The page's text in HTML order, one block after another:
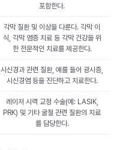
포함한다.
각막 질환 및 이상을 다룬다. 각막 이
식, 각막 염증 치료 등 각막 건강을 위
한 전문적인 치료를 제공한다.
시신경과 관련 질환, 예를 들어 광시증,
시신경염 등을 진단하고 치료한다.
레이저 시력 교정 수술(예: LASIK,
PRK) 및 기타 굴절 관련 질환의 치료
를 담당한다.